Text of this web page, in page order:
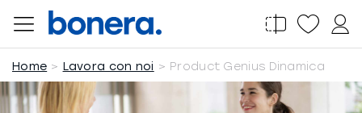
Salta
contenuto
Home Lavora con noi Product Genius Dinamica